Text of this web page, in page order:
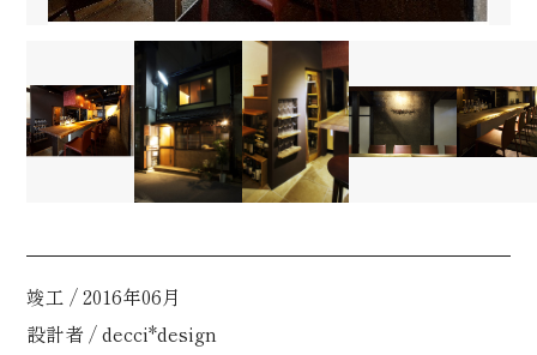
竣工 / 2016年06月
設計者 / decci*design